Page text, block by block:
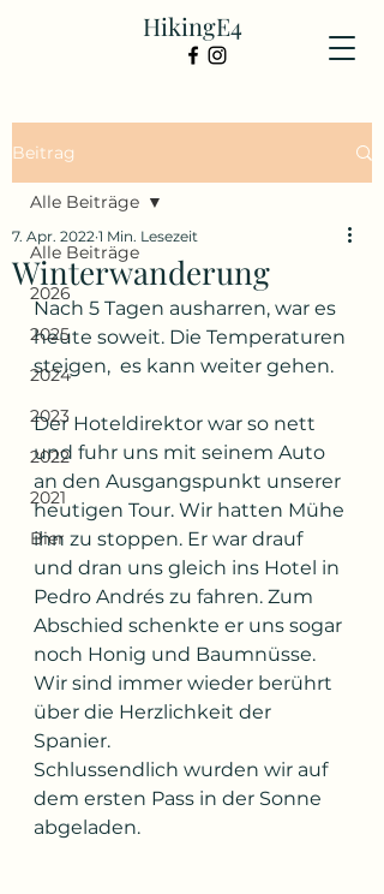
HikingE4
Beitrag
Alle Beiträge
2026
2025
2024
2023
2022
2021
Bier
Alle Beiträge
Winterwanderung
7. Apr. 2022 1 Min. Lesezeit
Nach 5 Tagen ausharren, war es
heute soweit. Die Temperaturen
steigen,  es kann weiter gehen.
Der Hoteldirektor war so nett
und fuhr uns mit seinem Auto
an den Ausgangspunkt unserer
heutigen Tour. Wir hatten Mühe
ihn zu stoppen. Er war drauf
und dran uns gleich ins Hotel in
Pedro Andrés zu fahren. Zum
Abschied schenkte er uns sogar
noch Honig und Baumnüsse.
Wir sind immer wieder berührt
über die Herzlichkeit der
Spanier.
Schlussendlich wurden wir auf
dem ersten Pass in der Sonne
abgeladen.